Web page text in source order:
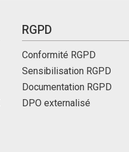
RGPD
Conformité RGPD
Sensibilisation RGPD
Documentation RGPD
DPO externalisé